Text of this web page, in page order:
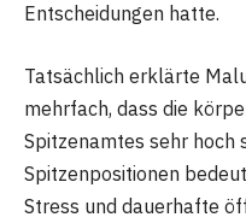
Entscheidungen hatte.
Tatsächlich erklärte
mehrfach, dass die
Spitzenamtes sehr hoch
Spitzenpositionen
Stress und dauerhafte